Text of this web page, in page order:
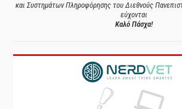
και Συστημάτων Πληροφόρησης του Διεθνούς
εύχονται
Καλό Πάσχα!